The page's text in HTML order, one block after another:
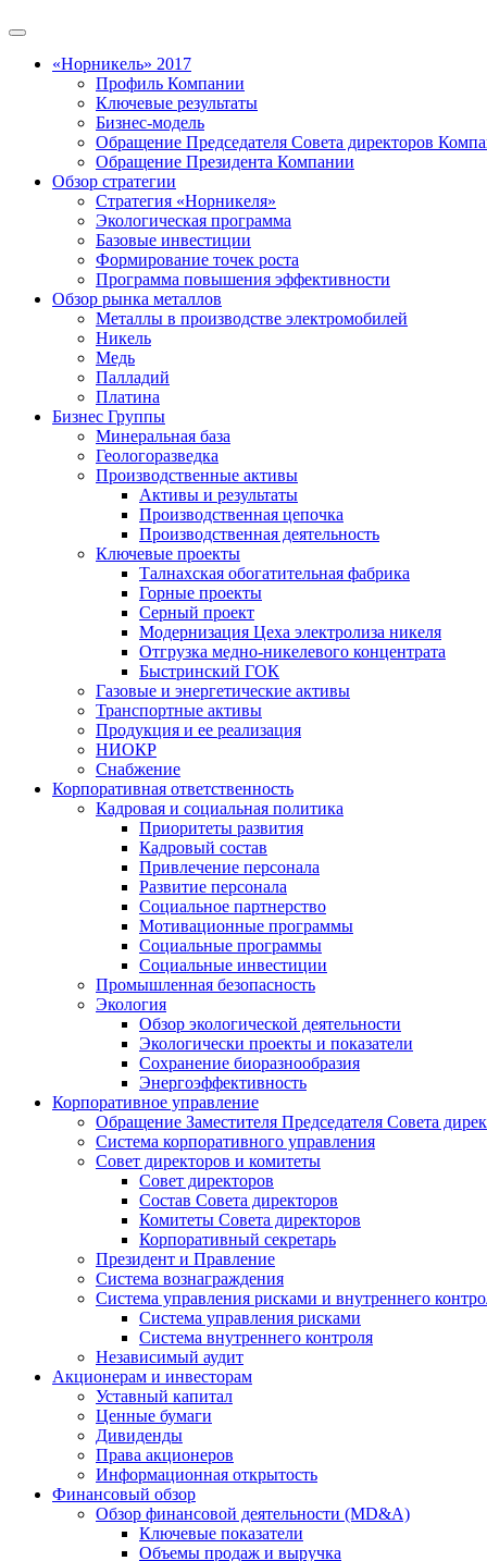
«Норникель» 2017
Профиль Компании
Ключевые результаты
Бизнес-модель
Обращение Председателя Совета директоров
Обращение Президента Компании
Обзор стратегии
Стратегия «Норникеля»
Экологическая программа
Базовые инвестиции
Формирование точек роста
Программа повышения эффективности
Обзор рынка металлов
Металлы в производстве электромобилей
Никель
Медь
Палладий
Платина
Бизнес Группы
Минеральная база
Геологоразведка
Производственные активы
Активы и результаты
Производственная цепочка
Производственная деятельность
Ключевые проекты
Талнахская обогатительная фабрика
Горные проекты
Серный проект
Модернизация Цеха электролиза никеля
Отгрузка медно-никелевого концентрата
Быстринский ГОК
Газовые и энергетические активы
Транспортные активы
Продукция и ее реализация
НИОКР
Снабжение
Корпоративная ответственность
Кадровая и социальная политика
Приоритеты развития
Кадровый состав
Привлечение персонала
Развитие персонала
Социальное партнерство
Мотивационные программы
Социальные программы
Социальные инвестиции
Промышленная безопасность
Экология
Обзор экологической деятельности
Экологически проекты и показатели
Сохранение биоразнообразия
Энергоэффективность
Корпоративное управление
Обращение Заместителя Председателя Совета
Система корпоративного управления
Совет директоров и комитеты
Совет директоров
Состав Совета директоров
Комитеты Совета директоров
Корпоративный секретарь
Президент и Правление
Система вознаграждения
Система управления рисками и внутреннего
Система управления рисками
Система внутреннего контроля
Независимый аудит
Акционерам и инвесторам
Уставный капитал
Ценные бумаги
Дивиденды
Права акционеров
Информационная открытость
Финансовый обзор
Обзор финансовой деятельности (MD&A)
Ключевые показатели
Объемы продаж и выручка